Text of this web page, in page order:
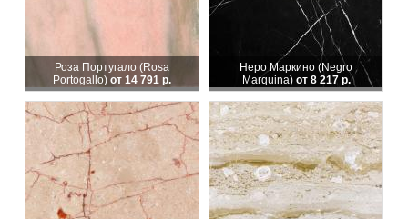
Роза Португало (Rosa
Portogallo) от 14 791 р.
Неро Маркино (Negro
Marquina) от 8 217 р.